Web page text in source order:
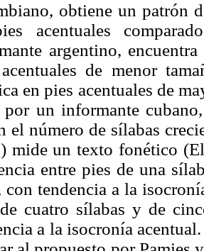
obtiene un patrón
acentuales
argentino,
de menor
en pies acentuales de
un informante
el número de sílabas
mide un texto fonético
entre pies de una
con tendencia a la
cuatro sílabas y de
a la isocronía